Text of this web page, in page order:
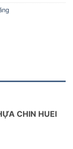
CHIN HUEI